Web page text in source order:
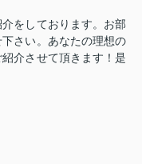
をしております。お部
さい。あなたの理想の
介させて頂きます！是